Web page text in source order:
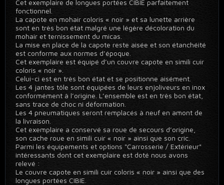
Cet exemplaire de longues portées CIBIE parfaitement
fonctionnel.
La capote en mohair coloris « noir » et sa lunette arrière
sont en très bon état malgré une légère décoloration du
mohair et ternissement du micas.
La mise en place de la capote reste aisée et son étanchéité
est conforme aux normes d’époque.
Cet exemplaire est équipé d’un couvre capote en simili cuir
coloris « noir ».
Celui-ci est en très bon état et se positionne aisément.
Les 4 jantes tôle sont équipées de leurs enjoliveurs en inox
conformément à l’origine. L’ensemble est en très bon état,
sans trace de choc ni déformation.
Les 4 pneumatiques seront remplacés à neuf en amont de
la livraison.
Cet exemplaire a conservé sa roue de secours d’origine,
son cache roue en simili cuir « noir » ainsi que son cric.
Parmi les équipements et options "Carrosserie / Extérieur"
intéressants dont cet exemplaire est doté nous avons
relevé :
Le couvre capote en simili cuir coloris « noir » ainsi que des
longues portées CIBIE.